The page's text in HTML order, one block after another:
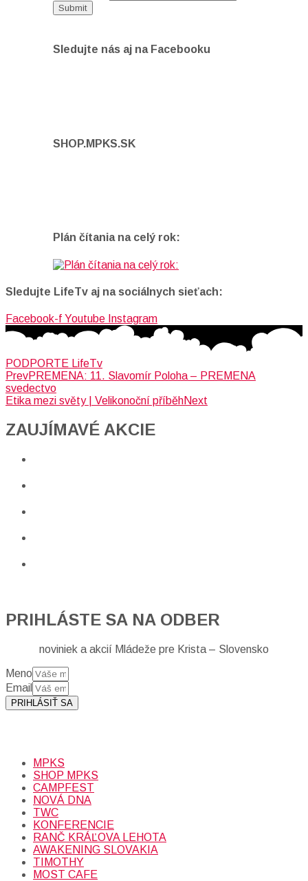
Sledujte nás aj na Facebooku
SHOP.MPKS.SK
Plán čítania na celý rok:
Sledujte LifeTv aj na sociálnych sieťach:
Facebook-f Youtube Instagram
PODPORTE LifeTv
PrevPREMENA: 11. Slavomír Poloha – PREMENA
svedectvo
Etika mezi světy | Velikonoční příběhNext
ZAUJÍMAVÉ AKCIE​
PRIHLÁSTE SA NA ODBER
noviniek a akcií Mládeže pre Krista – Slovensko
Meno
Email
PRIHLÁSIŤ SA
MPKS
SHOP MPKS
CAMPFEST
NOVÁ DNA
TWC
KONFERENCIE
RANČ KRÁĽOVA LEHOTA
AWAKENING SLOVAKIA
TIMOTHY
MOST CAFE